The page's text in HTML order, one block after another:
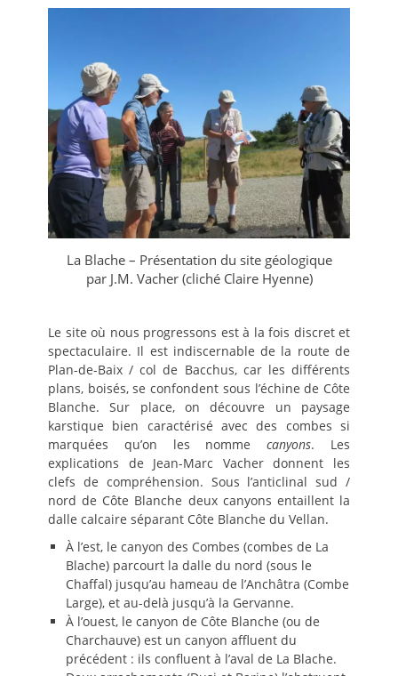
La Blache – Présentation du site géologique
par J.M. Vacher (cliché Claire Hyenne)
Le site où nous progressons est à la fois discret et
spectaculaire. Il est indiscernable de la route de
Plan-de-Baix / col de Bacchus, car les différents
plans, boisés, se confondent sous l’échine de Côte
Blanche. Sur place, on découvre un paysage
karstique bien caractérisé avec des combes si
marquées qu’on les nommecanyons. Les
explications de Jean-Marc Vacher donnent les
clefs de compréhension. Sous l’anticlinal sud /
nord de Côte Blanche deux canyons entaillent la
dalle calcaire séparant Côte Blanche du Vellan.
À l’est, le canyon des Combes (combes de La
Blache) parcourt la dalle du nord (sous le
Chaffal) jusqu’au hameau de l’Anchâtra (Combe
Large), et au-delà jusqu’à la Gervanne.
À l’ouest, le canyon de Côte Blanche (ou de
Charchauve) est un canyon affluent du
précédent : ils confluent à l’aval de La Blache.